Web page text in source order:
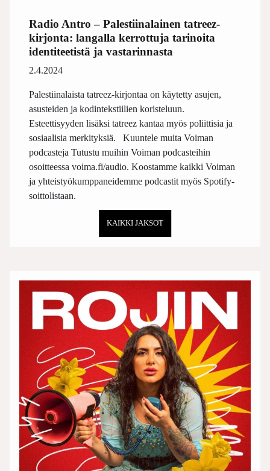
Radio Antro – Palestiinalainen tatreez-
kirjonta: langalla kerrottuja tarinoita
identiteetistä ja vastarinnasta
2.4.2024
Palestiinalaista tatreez-kirjontaa on käytetty asujen,
asusteiden ja kodintekstiilien koristeluun.
Esteettisyyden lisäksi tatreez kantaa myös poliittisia ja
sosiaalisia merkityksiä. Kuuntele muita Voiman
podcasteja Tutustu muihin Voiman podcasteihin
osoitteessa voima.fi/audio. Koostamme kaikki Voiman
ja yhteistyökumppaneidemme podcastit myös Spotify-
soittolistaan.
KAIKKI JAKSOT